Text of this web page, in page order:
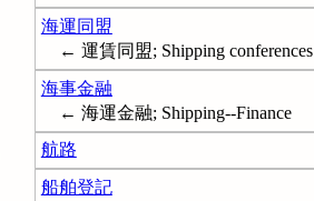
海運同盟
← 運賃同盟; Shipping conferences
海事金融
← 海運金融; Shipping--Finance
航路
船舶登記